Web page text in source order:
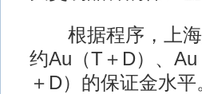
根据程序，上海
约Au（T＋D）、
＋D）的保证金水